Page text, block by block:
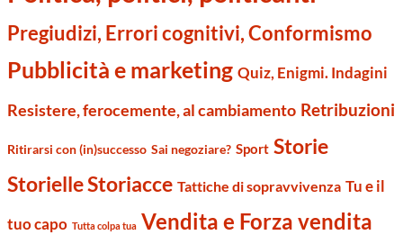
Pregiudizi, Errori cognitivi, Conformismo
Pubblicità e marketing Quiz, Enigmi. Indagini
Resistere, ferocemente, al cambiamento Retribuzioni
Ritirarsi con (in)successo Sai negoziare? Sport Storie
Storielle Storiacce Tattiche di sopravvivenza Tu e il
tuo capo Tutta colpa tua Vendita e Forza vendita